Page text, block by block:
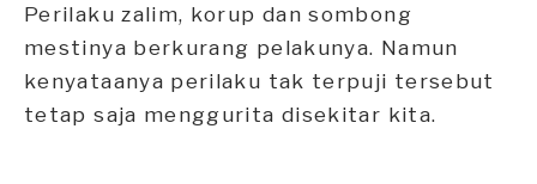
Perilaku zalim, korup dan sombong
mestinya berkurang pelakunya. Namun
kenyataanya perilaku tak terpuji tersebut
tetap saja menggurita disekitar kita.